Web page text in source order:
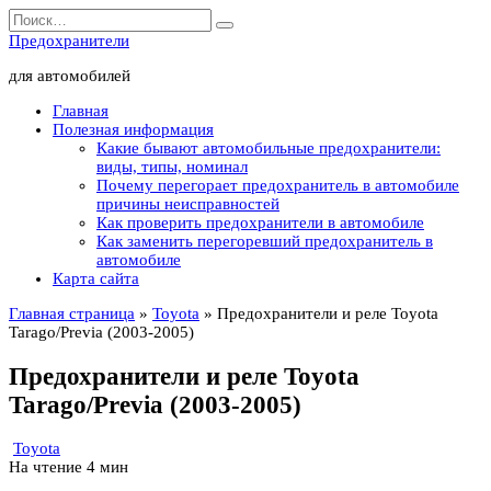
Перейти
к
содержанию
Search
for:
Предохранители
для автомобилей
Главная
Полезная информация
Какие бывают автомобильные предохранители:
виды, типы, номинал
Почему перегорает предохранитель в автомобиле
причины неисправностей
Как проверить предохранители в автомобиле
Как заменить перегоревший предохранитель в
автомобиле
Карта сайта
Главная страница » Toyota » Предохранители и реле Toyota
Tarago/Previa (2003-2005)
Предохранители и реле Toyota
Tarago/Previa (2003-2005)
Toyota
На чтение 4 мин